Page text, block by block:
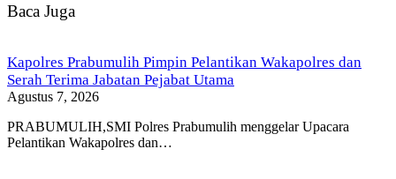
Baca Juga
Kapolres Prabumulih Pimpin Pelantikan Wakapolres dan
Serah Terima Jabatan Pejabat Utama
Agustus 7, 2026
PRABUMULIH,SMI Polres Prabumulih menggelar Upacara
Pelantikan Wakapolres dan…